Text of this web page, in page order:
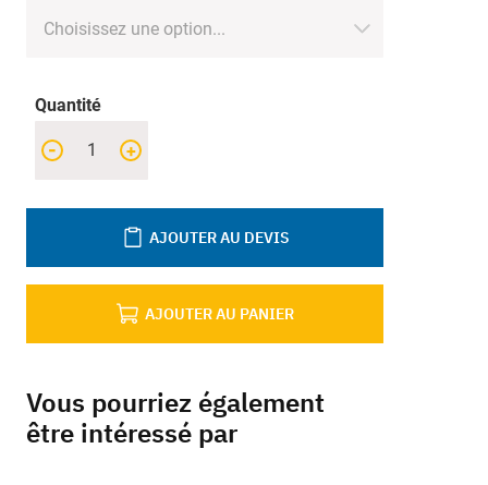
Quantité
+
-
AJOUTER AU PANIER
AJOUTER AU DEVIS
Vous pourriez également
être intéressé par